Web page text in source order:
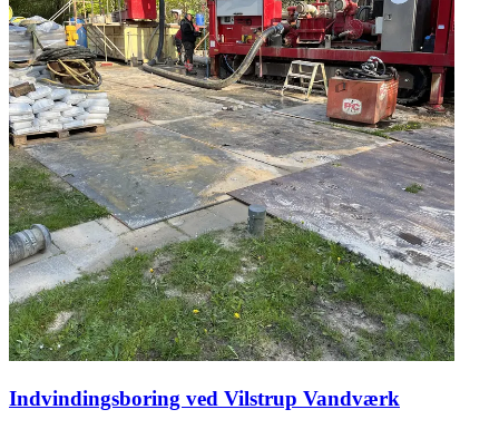
Indvindingsboring ved Vilstrup Vandværk